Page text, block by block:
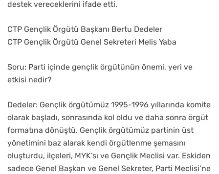
destek vereceklerini ifade etti.
CTP Gençlik Örgütü Başkanı Bertu Dedeler
CTP Gençlik Örgütü Genel Sekreteri Melis Yaba
Soru: Parti içinde gençlik örgütünün önemi, yeri ve
etkisi nedir?
Dedeler: Gençlik örgütümüz 1995-1996 yıllarında komite
olarak başladı, sonrasında kol oldu ve daha sonra örgüt
formatına dönüştü. Gençlik örgütümüz partinin üst
yönetimini baz alarak kendi örgütlenme şemasını
oluşturdu, ilçeleri, MYK’sı ve Gençlik Meclisi var. Eskiden
sadece Genel Başkan ve Genel Sekreter, Parti Meclisi’ne